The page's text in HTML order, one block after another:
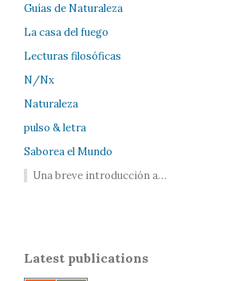
Guías de Naturaleza
La casa del fuego
Lecturas filosóficas
N/Nx
Naturaleza
pulso & letra
Saborea el Mundo
Una breve introducción a…
Latest publications